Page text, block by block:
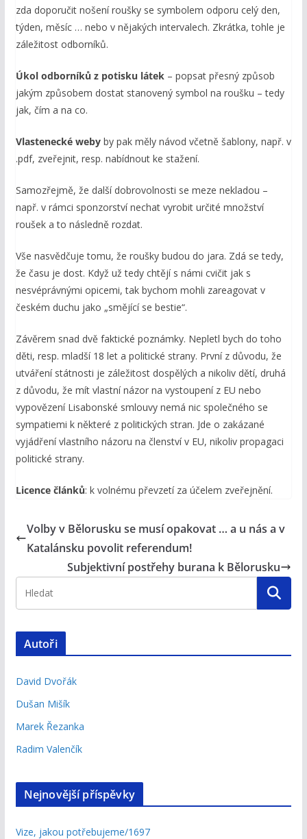
zda doporučit nošení roušky se symbolem odporu celý den,
týden, měsíc … nebo v nějakých intervalech. Zkrátka, tohle je
záležitost odborníků.
Úkol odborníků z potisku látek– popsat přesný způsob
jakým způsobem dostat stanovený symbol na roušku – tedy
jak, čím a na co.
Vlastenecké webyby pak měly návod včetně šablony, např. v
.pdf, zveřejnit, resp. nabídnout ke stažení.
Samozřejmě, že další dobrovolnosti se meze nekladou –
např. v rámci sponzorství nechat vyrobit určité množství
roušek a to následně rozdat.
Vše nasvědčuje tomu, že roušky budou do jara. Zdá se tedy,
že času je dost. Když už tedy chtějí s námi cvičit jak s
nesvéprávnými opicemi, tak bychom mohli zareagovat v
českém duchu jako „smějící se bestie“.
Závěrem snad dvě faktické poznámky. Nepletl bych do toho
děti, resp. mladší 18 let a politické strany. První z důvodu, že
utváření státnosti je záležitost dospělých a nikoliv dětí, druhá
z důvodu, že mít vlastní názor na vystoupení z EU nebo
vypovězení Lisabonské smlouvy nemá nic společného se
sympatiemi k některé z politických stran. Jde o zakázané
vyjádření vlastního názoru na členství v EU, nikoliv propagaci
politické strany.
Licence článků: k volnému převzetí za účelem zveřejnění.
Volby v Bělorusku se musí opakovat … a u nás a v
Katalánsku povolit referendum!
Subjektivní postřehy burana k Bělorusku
Autoři
David Dvořák
Dušan Mišík
Marek Řezanka
Radim Valenčík
Nejnovější příspěvky
Vize, jakou potřebujeme/1697